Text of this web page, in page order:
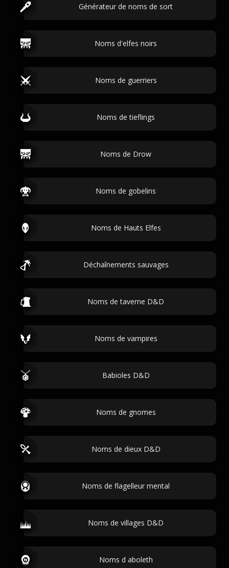
Générateur de noms de sort
Noms d'elfes noirs
Noms de guerriers
Noms de tieflings
Noms de Drow
Noms de gobelins
Noms de Hauts Elfes
Déchaînements sauvages
Noms de taverne D&D
Noms de vampires
Babioles D&D
Noms de gnomes
Noms de dieux D&D
Noms de flagelleur mental
Noms de villages D&D
Noms d aboleth